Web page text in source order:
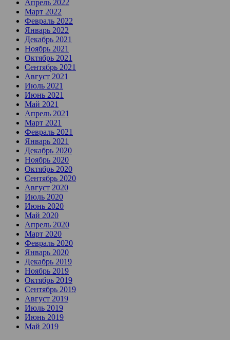
Апрель 2022
Март 2022
Февраль 2022
Январь 2022
Декабрь 2021
Ноябрь 2021
Октябрь 2021
Сентябрь 2021
Август 2021
Июль 2021
Июнь 2021
Май 2021
Апрель 2021
Март 2021
Февраль 2021
Январь 2021
Декабрь 2020
Ноябрь 2020
Октябрь 2020
Сентябрь 2020
Август 2020
Июль 2020
Июнь 2020
Май 2020
Апрель 2020
Март 2020
Февраль 2020
Январь 2020
Декабрь 2019
Ноябрь 2019
Октябрь 2019
Сентябрь 2019
Август 2019
Июль 2019
Июнь 2019
Май 2019